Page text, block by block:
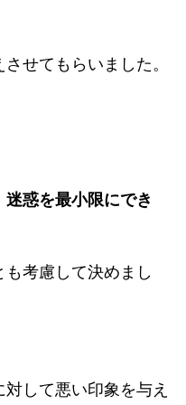
せてもらいました。
迷惑を最小限にでき
考慮して決めまし
して悪い印象を与え